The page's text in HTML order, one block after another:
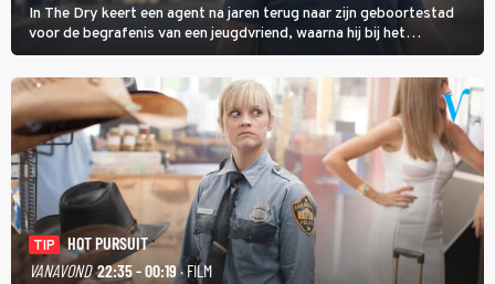
In The Dry keert een agent na jaren terug naar zijn geboortestad
voor de begrafenis van een jeugdvriend, waarna hij bij het
onderzoeken van diens dood een verband begint te vermoeden
met een oude zaak.
TIP
HOT PURSUIT
VANAVOND 22:35 - 00:19· FILM